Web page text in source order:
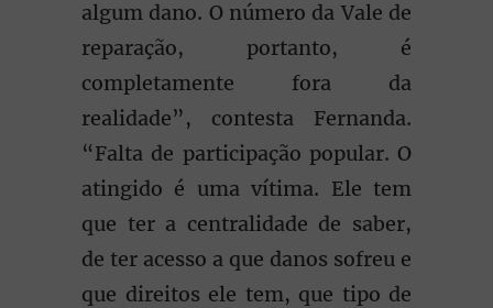
algum dano. O número da Vale de
reparação, portanto, é
completamente fora da
realidade”, contesta Fernanda.
“Falta de participação popular. O
atingido é uma vítima. Ele tem
que ter a centralidade de saber,
de ter acesso a que danos sofreu e
que direitos ele tem, que tipo de